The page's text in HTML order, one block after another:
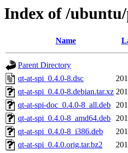
Index of /
Name
Parent Directory
qt-at-spi_0.4.0-8.dsc
qt-at-spi_0.4.0-8.debian.tar.xz
qt-at-spi-doc_0.4.0-8_all.deb
qt-at-spi_0.4.0-8_amd64.deb
qt-at-spi_0.4.0-8_i386.deb
qt-at-spi_0.4.0.orig.tar.bz2